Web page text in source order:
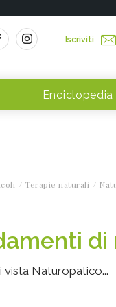
Iscriviti
Terapie naturali
vista Naturopatico...